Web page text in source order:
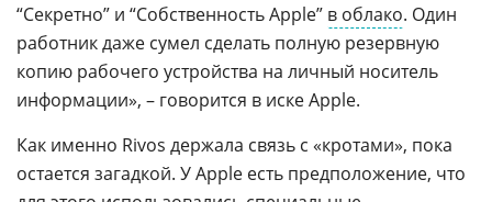
“Секретно” и “Собственность Apple” в облако. Один
работник даже сумел сделать полную резервную
копию рабочего устройства на личный носитель
информации», – говорится в иске Apple.
Как именно Rivos держала связь с «кротами», пока
остается загадкой. У Apple есть предположение, что